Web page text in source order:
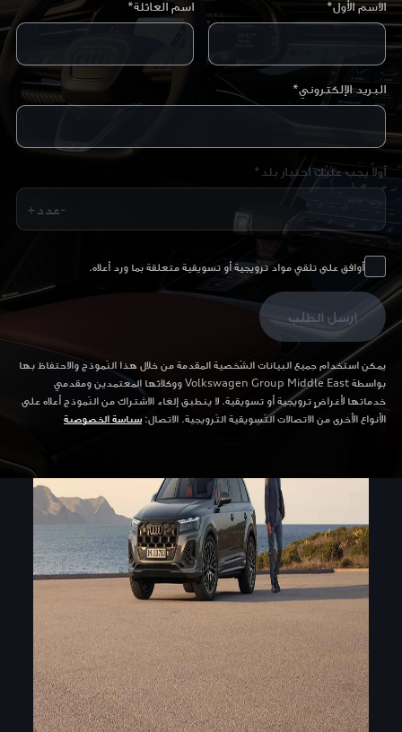
الاسم الأول* اسم العائلة*
البريد الإلكتروني*
أولا يجب عليك اختيار بلد*
+عدد-
أوافق على تلقي مواد ترويجية أو تسويقية متعلقة بما ورد أعلاه.
ارسل الطلب
يمكن استخدام جميع البيانات الشّخصية المقدمة من خلال هذا النّموذج والاحتفاظ بها
بواسطة Volkswagen Group Middle East ووكلائها المعتمدين ومقدمي
خدماتها لأغراضٍ ترويجية أو تسويقية. لا ينطبق إلغاء الاشتراك من النّموذج أعلاه على
الأنواع الأخرى من الاتصالات التّسويقية التّرويجية. الاتصال: سياسة الخصوصية